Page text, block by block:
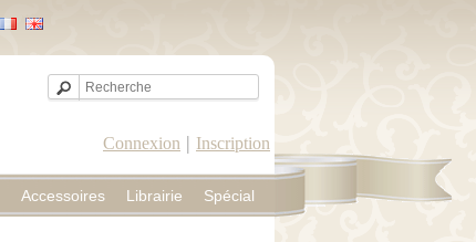
Connexion | Inscription
Accessoires Librairie Spécial